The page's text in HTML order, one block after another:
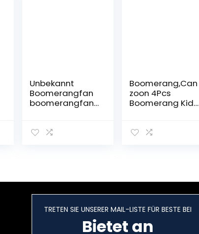
Unbekannt
Boomerangfan
boomerangfan
Aboriginal
Boomerang,Can
zoon 4Pcs
Boomerang Kids
Flying
Fliegendes
Sport
Outdoor
TRETEN SIE UNSERER MAIL-LISTE FÜR BESTE BEI
Bietet an